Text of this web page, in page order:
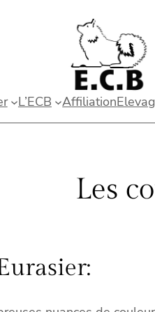
L’ECB Affiliation
Les